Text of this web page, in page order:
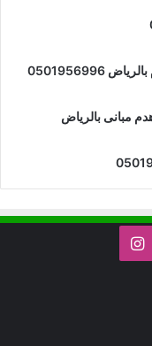
انستقرام